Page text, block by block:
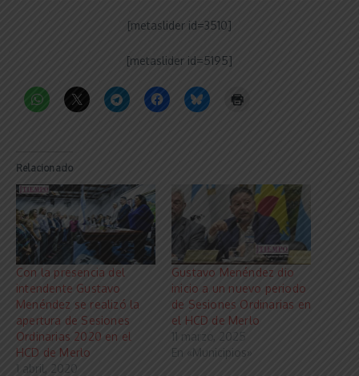
[metaslider id=3510]
[metaslider id=5195]
Relacionado
Con la presencia del
intendente Gustavo
Menéndez se realizó la
apertura de Sesiones
Ordinarias 2020 en el
HCD de Merlo
1 abril, 2020
Gustavo Menéndez dio
inicio a un nuevo periodo
de Sesiones Ordinarias en
el HCD de Merlo
11 marzo, 2025
En «Municipios»